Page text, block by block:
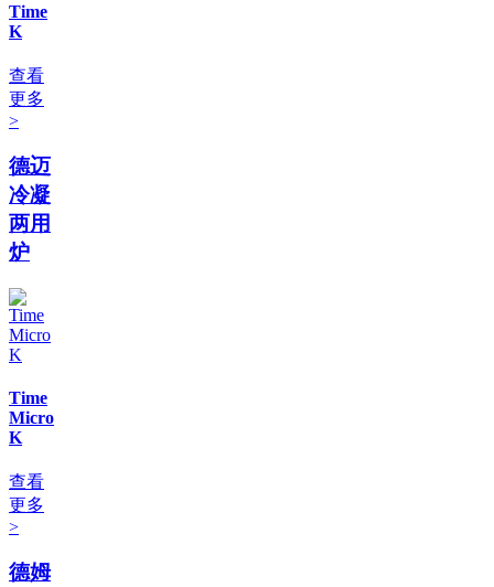
Time
K
查看
更多
>
德迈
冷凝
两用
炉
Time
Micro
K
查看
更多
>
德姆